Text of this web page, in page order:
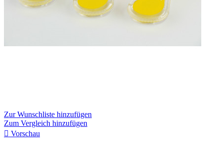
Zur Wunschliste hinzufügen
Zum Vergleich hinzufügen
 Vorschau